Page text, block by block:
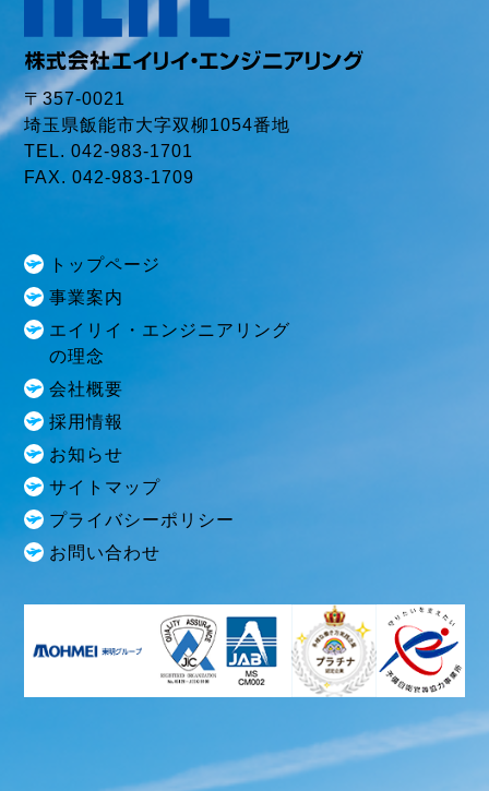
〒357-0021
埼玉県飯能市大字双柳1054番地
TEL. 042-983-1701
FAX. 042-983-1709
トップページ
事業案内
エイリイ・エンジニアリング
の理念
会社概要
採用情報
お知らせ
サイトマップ
プライバシーポリシー
お問い合わせ